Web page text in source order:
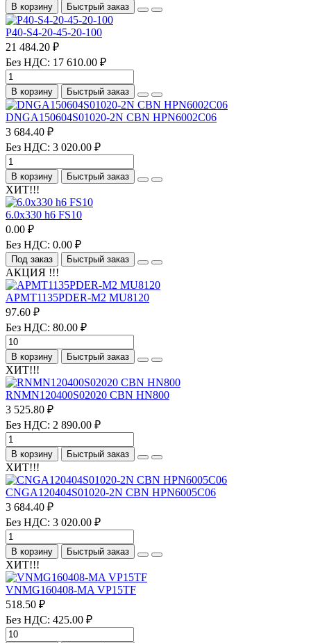
В корзину Быстрый заказ
P40-S4-20-45-20-100
21 484.20 ₽
Без НДС: 17 610.00 ₽
В корзину Быстрый заказ
DNGA150604S01020-2N CBN HPN6002C06
3 684.40 ₽
Без НДС: 3 020.00 ₽
В корзину Быстрый заказ
ХИТ!!!
6.0х330 h6 FS10
0.00 ₽
Без НДС: 0.00 ₽
Под заказ Быстрый заказ
АКЦИЯ !!!
APMT1135PDER-M2 MU8120
97.60 ₽
Без НДС: 80.00 ₽
В корзину Быстрый заказ
ХИТ!!!
RNMN120400S02020 CBN HN800
3 525.80 ₽
Без НДС: 2 890.00 ₽
В корзину Быстрый заказ
ХИТ!!!
CNGA120404S01020-2N CBN HPN6005C06
3 684.40 ₽
Без НДС: 3 020.00 ₽
В корзину Быстрый заказ
ХИТ!!!
VNMG160408-MA VP15TF
518.50 ₽
Без НДС: 425.00 ₽